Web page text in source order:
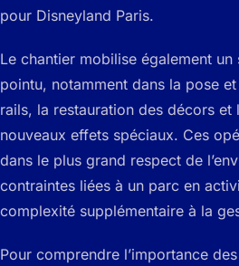
pour Disneyland Paris.
Le chantier mobilise également
pointu, notamment dans la pose
rails, la restauration des décors et
nouveaux effets spéciaux. Ces
dans le plus grand respect de
contraintes liées à un parc en
complexité supplémentaire à la
Pour comprendre l’importance